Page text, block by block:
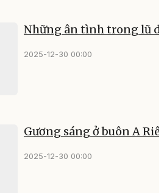
Những ân tình trong lũ
2025-12-30 00:00
Gương sáng ở buôn A
2025-12-30 00:00